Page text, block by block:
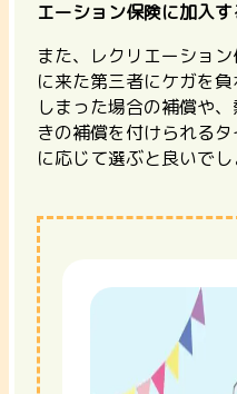
エーション保険に加入
また、レクリエーショ
に来た第三者にケガを
しまった場合の補償や
きの補償を付けられる
に応じて選ぶと良いでし